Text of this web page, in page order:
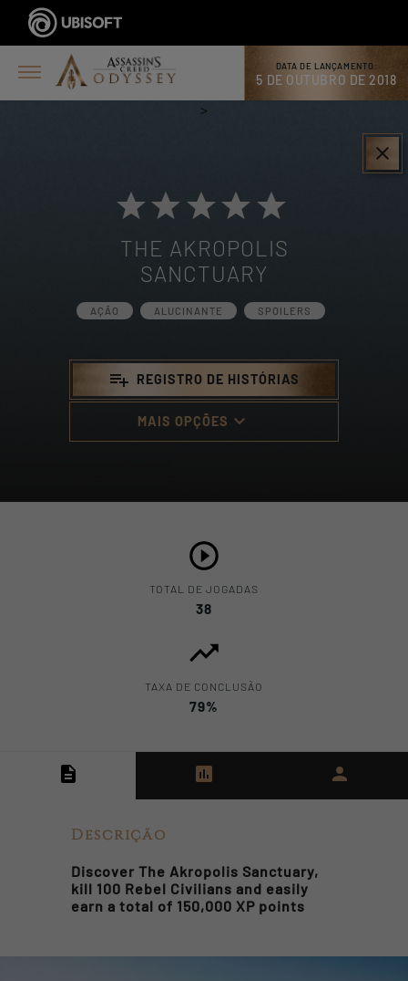
DATA DE LANÇAMENTO:
5 DE OUTUBRO DE 2018
clear
>
THE AKROPOLIS
SANCTUARY
AÇÃO ALUCINANTE SPOILERS
playlist_add REGISTRO DE HISTÓRIAS
MAIS OPÇÕES keyboard_arrow_down
TOTAL DE JOGADAS
38
TAXA DE CONCLUSÃO
79%
Descrição
Discover The Akropolis Sanctuary,
kill 100 Rebel Civilians and easily
earn a total of 150,000 XP points